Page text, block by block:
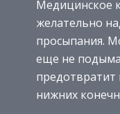
Медицинское
желательно
просыпания.
еще не
предотвратит
нижних